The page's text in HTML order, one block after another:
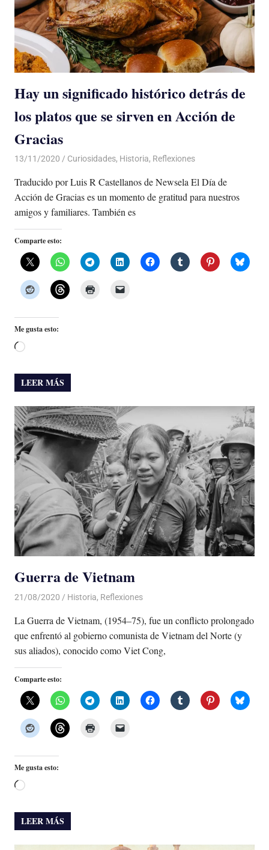
Hay un significado histórico detrás de
los platos que se sirven en Acción de
Gracias
13/11/2020 De todo un Poco
Curiosidades, Historia, Reflexiones
Traducido por Luis R Castellanos de Newsela El Día de
Acción de Gracias es un momento de gratitud para nuestros
amigos y familiares. También es
Comparte esto:
Me gusta esto:
Cargando...
LEER MÁS
Guerra de Vietnam
21/08/2020 De todo un Poco
Historia, Reflexiones
La Guerra de Vietnam, (1954–75), fue un conflicto prolongado
que enfrentó al gobierno comunista de Vietnam del Norte (y
sus aliados), conocido como Viet Cong,
Comparte esto:
Me gusta esto:
Cargando...
LEER MÁS